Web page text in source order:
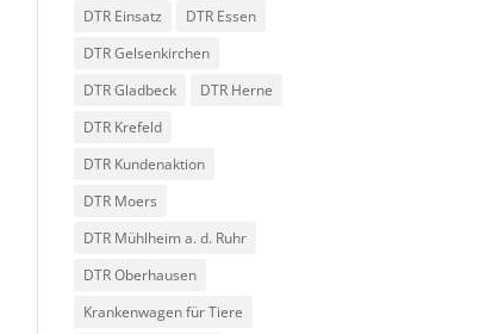
DTR Einsatz
DTR Essen
DTR Gelsenkirchen
DTR Gladbeck
DTR Herne
DTR Krefeld
DTR Kundenaktion
DTR Moers
DTR Mühlheim a. d. Ruhr
DTR Oberhausen
Krankenwagen für Tiere